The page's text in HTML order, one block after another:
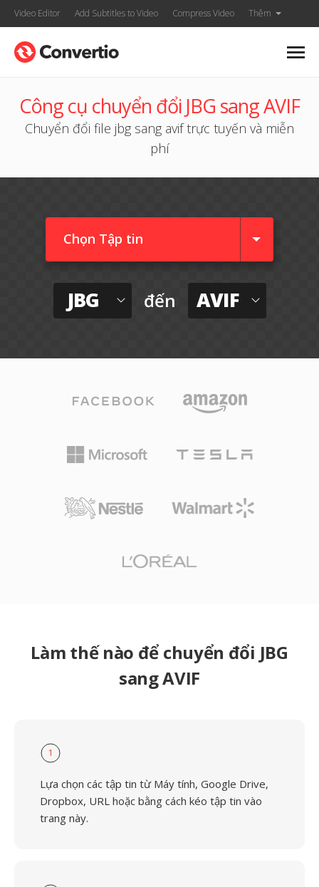
Video Editor Add Subtitles to Video Compress Video Thêm
Công cụ chuyển đổi JBG sang AVIF
Chuyển đổi file jbg sang avif trực tuyến và miễn
phí
Chọn Tập tin
JBG đến AVIF
Làm thế nào để chuyển đổi JBG
sang AVIF
1
Lựa chọn các tập tin từ Máy tính, Google Drive,
Dropbox, URL hoặc bằng cách kéo tập tin vào
trang này.